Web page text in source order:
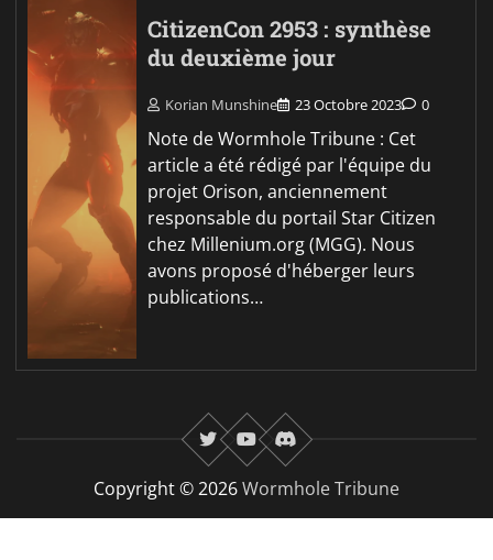
CitizenCon 2953 : synthèse
du deuxième jour
Korian Munshine 23 Octobre 2023 0
Note de Wormhole Tribune : Cet
article a été rédigé par l'équipe du
projet Orison, anciennement
responsable du portail Star Citizen
chez Millenium.org (MGG). Nous
avons proposé d'héberger leurs
publications…
twitteryoutubeDiscord
Copyright © 2026Wormhole Tribune